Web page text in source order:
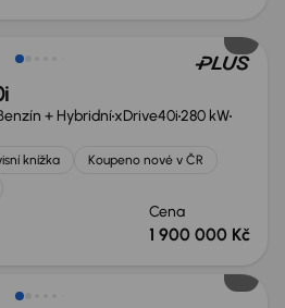
+ HybridníxDrive40i280 kW
knížka
Koupeno nové v ČR
Cena
1 900 000 Kč